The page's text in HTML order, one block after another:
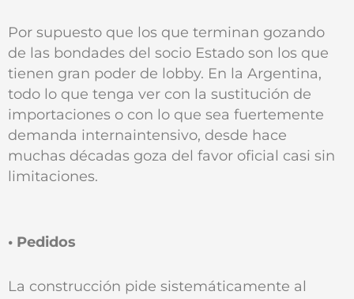
Por supuesto que los que terminan gozando
de las bondades del socio Estado son los que
tienen gran poder de lobby. En la Argentina,
todo lo que tenga ver con la sustitución de
importaciones o con lo que sea fuertemente
demanda internaintensivo, desde hace
muchas décadas goza del favor oficial casi sin
limitaciones.
• Pedidos
La construcción pide sistemáticamente al